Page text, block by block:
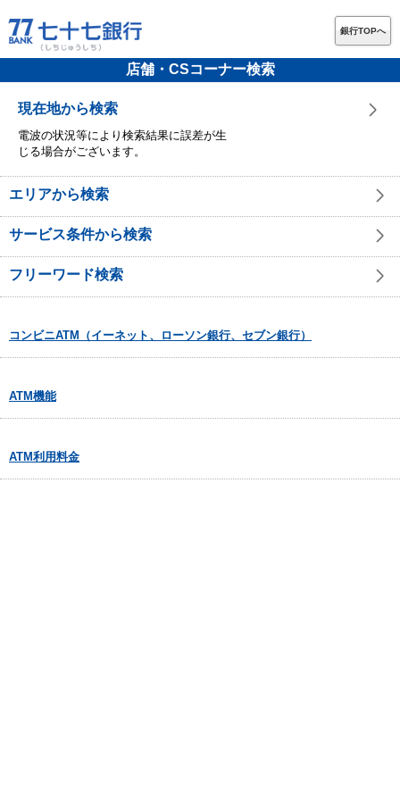
銀行TOPへ
店舗・CSコーナー検索
現在地から検索
電波の状況等により検索結果に誤差が生
じる場合がございます。
エリアから検索
サービス条件から検索
フリーワード検索
コンビニATM（イーネット、ローソン銀行、セブン銀行）
ATM機能
ATM利用料金